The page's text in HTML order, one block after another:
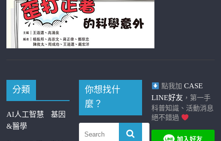
分類
AI人工智慧
基因
&醫學
你想找什
麼？
點我加 CASE
LINE好友 ，第一手
科普知識、活動消息
絕不錯過